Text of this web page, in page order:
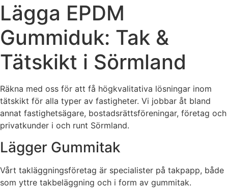
Lägga EPDM
Gummiduk: Tak &
Tätskikt i Sörmland
Räkna med oss för att få högkvalitativa lösningar inom
tätskikt för alla typer av fastigheter. Vi jobbar åt bland
annat fastighetsägare, bostadsrättsföreningar, företag och
privatkunder i och runt Sörmland.
Lägger Gummitak
Vårt takläggningsföretag är specialister på takpapp, både
som yttre takbeläggning och i form av gummitak.